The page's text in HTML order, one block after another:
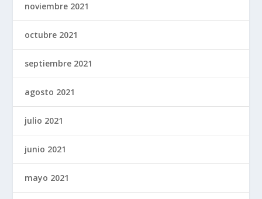
noviembre 2021
octubre 2021
septiembre 2021
agosto 2021
julio 2021
junio 2021
mayo 2021